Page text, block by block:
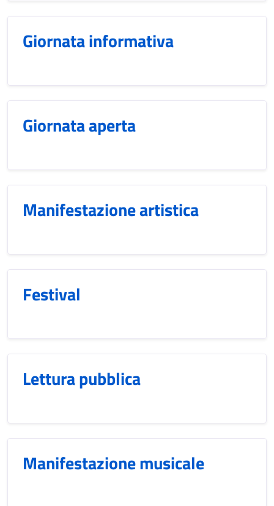
Giornata informativa
Giornata aperta
Manifestazione artistica
Festival
Lettura pubblica
Manifestazione musicale